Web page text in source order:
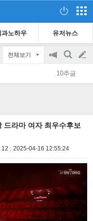
과노하우 유저뉴스
전체보기
공
지
on/off
검
색
글
쓰
10추글
드라마 여자 최우수후보
12 2025-04-16 12:55:24